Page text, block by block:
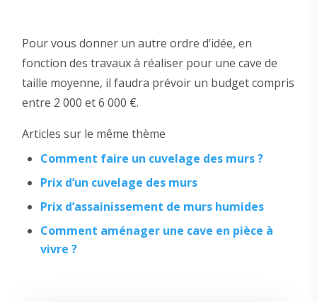
Pour vous donner un autre ordre d’idée, en
fonction des travaux à réaliser pour une cave de
taille moyenne, il faudra prévoir un budget compris
entre 2 000 et 6 000 €.
Articles sur le même thème
Comment faire un cuvelage des murs ?
Prix d’un cuvelage des murs
Prix d’assainissement de murs humides
Comment aménager une cave en pièce à
vivre ?